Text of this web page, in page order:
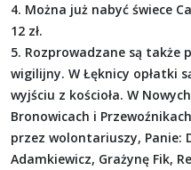
4. Można już nabyć świece
12 zł.
5. Rozprowadzane są także
wigilijny. W Łęknicy opłatki
wyjściu z kościoła. W
Bronowicach i
przez wolontariuszy, Panie:
Adamkiewicz, Grażynę Fik,